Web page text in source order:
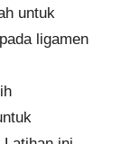
untuk
ligamen